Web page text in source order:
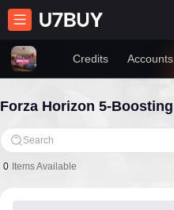
Credits Accounts
Forza Horizon 5-Boosting
Search
0 Items Available